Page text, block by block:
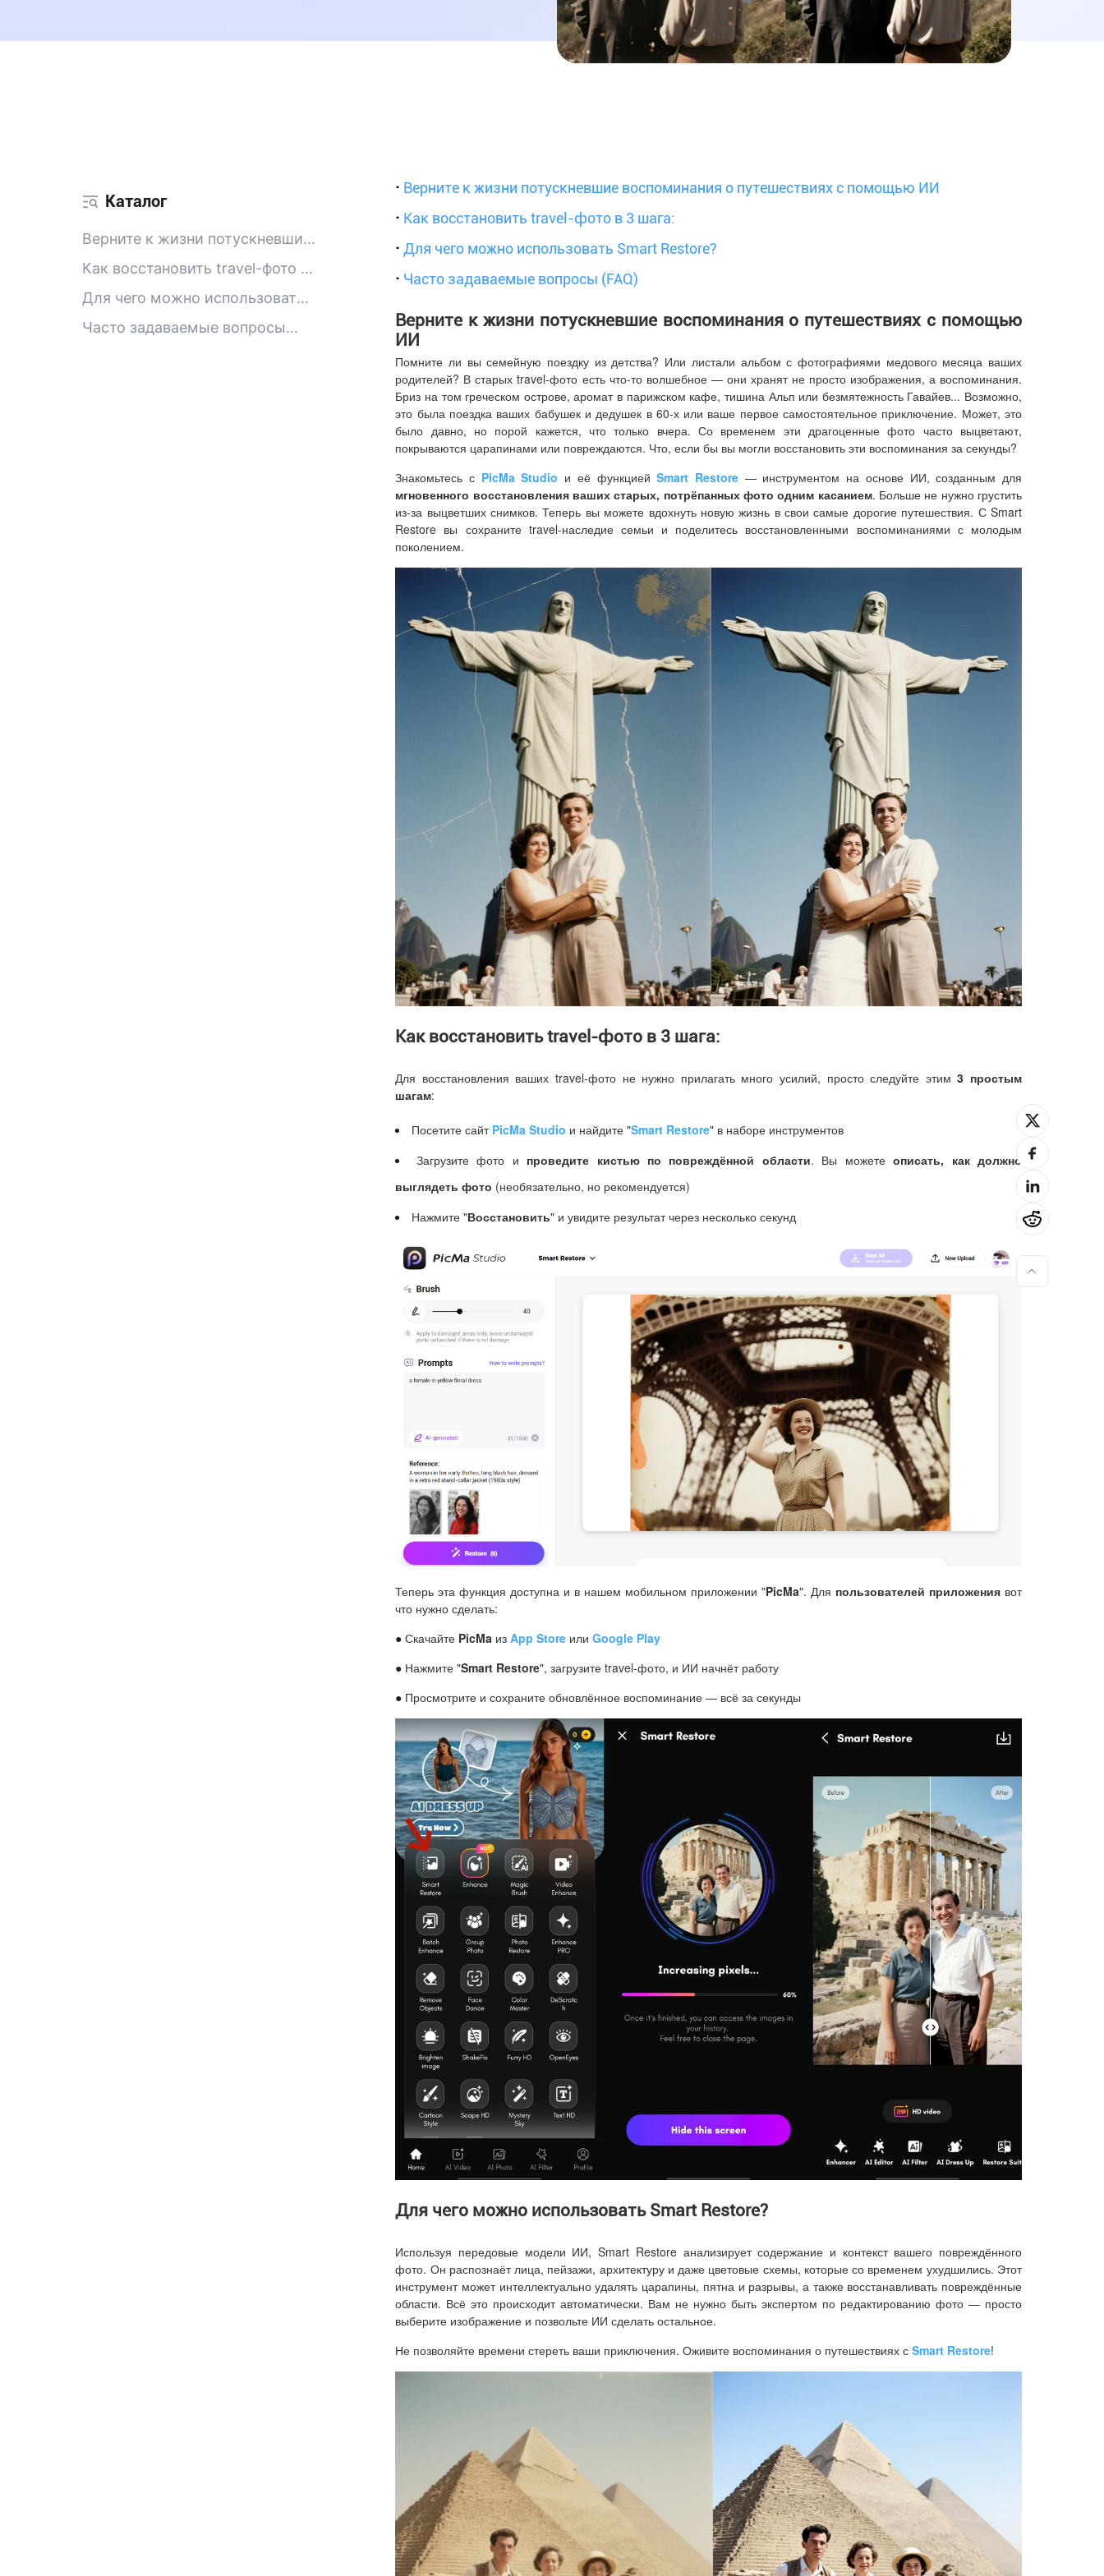
Каталог
Верните к жизни потускневшие
воспоминания о путешествиях
с помощью ИИ
Как восстановить travel-фото в
3 шага:
Для чего можно использовать
Smart Restore?
Часто задаваемые вопросы
· Верните к жизни потускневшие воспоминания о путешествиях с помощью ИИ
· Как восстановить travel-фото в 3 шага:
·Для чего можно использовать Smart Restore?
· Часто задаваемые вопросы (FAQ)
Верните к жизни потускневшие воспоминания о путешествиях с помощью
ИИ
Помните ли вы семейную поездку из детства? Или листали альбом с фотографиями медового месяца ваших
родителей? В старых travel-фото есть что-то волшебное — они хранят не просто изображения, а воспоминания.
Бриз на том греческом острове, аромат в парижском кафе, тишина Альп или безмятежность Гавайев... Возможно,
это была поездка ваших бабушек и дедушек в 60-х или ваше первое самостоятельное приключение. Может, это
было давно, но порой кажется, что только вчера. Со временем эти драгоценные фото часто выцветают,
покрываются царапинами или повреждаются. Что, если бы вы могли восстановить эти воспоминания за секунды?
Знакомьтесь с PicMa Studio и её функциейSmart Restore — инструментом на основе ИИ, созданным для
мгновенного восстановления ваших старых, потрёпанных фото одним касанием. Больше не нужно грустить
из-за выцветших снимков. Теперь вы можете вдохнуть новую жизнь в свои самые дорогие путешествия. С Smart
Restore вы сохраните travel-наследие семьи и поделитесь восстановленными воспоминаниями с молодым
поколением.
Как восстановить travel-фото в 3 шага:
Для восстановления ваших travel-фото не нужно прилагать много усилий, просто следуйте этим3 простым
шагам:
Посетите сайт PicMa Studio и найдите "Smart Restore" в наборе инструментов
Загрузите фото и проведите кистью по повреждённой области. Вы можетеописать, как должно
выглядеть фото (необязательно, но рекомендуется)
Нажмите "Восстановить" и увидите результат через несколько секунд
Теперь эта функция доступна и в нашем мобильном приложении "PicMa". Для пользователей приложения вот
что нужно сделать:
●Скачайте PicMa изApp Store илиGoogle Play
● Нажмите "Smart Restore", загрузите travel-фото, и ИИ начнёт работу
● Просмотрите и сохраните обновлённое воспоминание — всё за секунды
Для чего можно использовать Smart Restore?
Используя передовые модели ИИ, Smart Restore анализирует содержание и контекст вашего повреждённого
фото. Он распознаёт лица, пейзажи, архитектуру и даже цветовые схемы, которые со временем ухудшились. Этот
инструмент может интеллектуально удалять царапины, пятна и разрывы, а также восстанавливать повреждённые
области. Всё это происходит автоматически. Вам не нужно быть экспертом по редактированию фото — просто
выберите изображение и позвольте ИИ сделать остальное.
Не позволяйте времени стереть ваши приключения. Оживите воспоминания о путешествиях сSmart Restore!